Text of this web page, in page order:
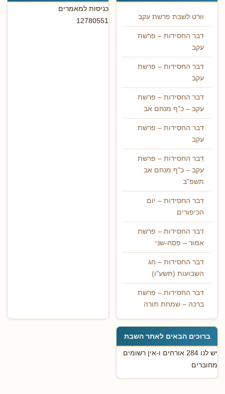
וורט לשבת פרשת עקב
דבר החסידות – פרשת
עקב
דבר החסידות – פרשת
עקב
דבר החסידות – פרשת
עקב – כ"ף מנחם אב
דבר החסידות – פרשת
עקב
דבר החסידות – פרשת
עקב – כ"ף מנחם אב
תשפ"ב
דבר החסידות – יום
הכיפורים
דבר החסידות – פרשת
אמור – פסח-שני
דבר החסידות – חג
השבועות (תשע"ו)
דבר החסידות – פרשת
ברכה – שמחת תורה
כניסות למאמרים
12780551
ברוכים הבאים לאתר השבת
יש לנו 284 אורחים ו-אין רשומים
מחוברים